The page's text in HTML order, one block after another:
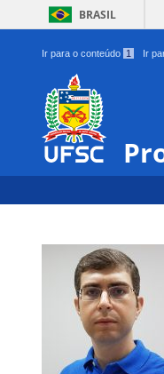
BRASIL
Ir para o conteúdo 1 Ir